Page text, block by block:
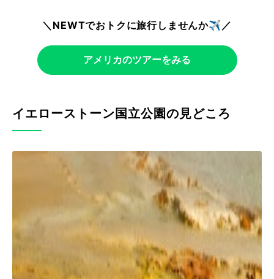
＼NEWTでおトクに旅行しませんか✈️／
アメリカのツアーをみる
イエローストーン国立公園の見どころ